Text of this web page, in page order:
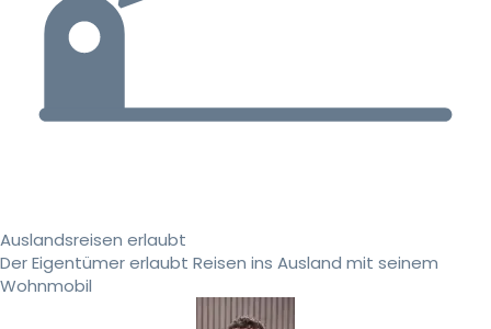
Auslandsreisen erlaubt
Der Eigentümer erlaubt Reisen ins Ausland mit seinem
Wohnmobil